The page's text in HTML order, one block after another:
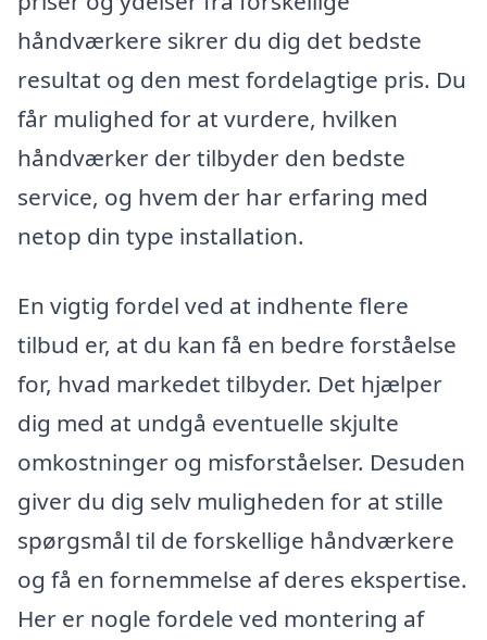
håndværkere sikrer du dig det bedste
resultat og den mest fordelagtige pris. Du
får mulighed for at vurdere, hvilken
håndværker der tilbyder den bedste
service, og hvem der har erfaring med
netop din type installation.
En vigtig fordel ved at indhente flere
tilbud er, at du kan få en bedre forståelse
for, hvad markedet tilbyder. Det hjælper
dig med at undgå eventuelle skjulte
omkostninger og misforståelser. Desuden
giver du dig selv muligheden for at stille
spørgsmål til de forskellige håndværkere
og få en fornemmelse af deres ekspertise.
Her er nogle fordele ved montering af